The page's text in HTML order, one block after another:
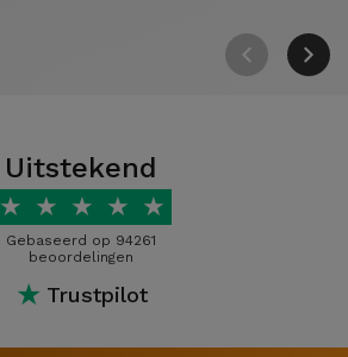
Uitstekend
★ ★ ★ ★ ★
Gebaseerd op 94261
beoordelingen
★ Trustpilot